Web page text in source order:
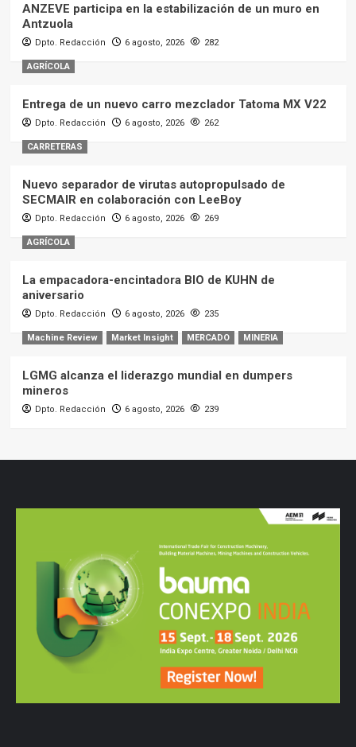
ANZEVE participa en la estabilización de un muro en
Antzuola
Dpto. Redacción 6 agosto, 2026 282
AGRÍCOLA
Entrega de un nuevo carro mezclador Tatoma MX V22
Dpto. Redacción 6 agosto, 2026 262
CARRETERAS
Nuevo separador de virutas autopropulsado de
SECMAIR en colaboración con LeeBoy
Dpto. Redacción 6 agosto, 2026 269
AGRÍCOLA
La empacadora-encintadora BIO de KUHN de
aniversario
Dpto. Redacción 6 agosto, 2026 235
Machine Review Market Insight MERCADO MINERIA
LGMG alcanza el liderazgo mundial en dumpers
mineros
Dpto. Redacción 6 agosto, 2026 239